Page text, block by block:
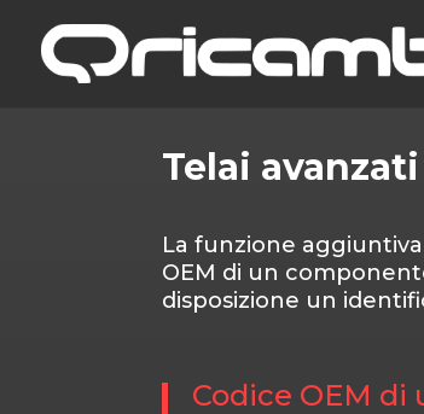
Telai avanzati
La funzione
OEM di un
disposizione un
Codice OEM